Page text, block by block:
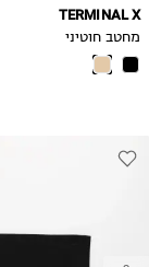
TERMINAL X
מחטב חוטיני